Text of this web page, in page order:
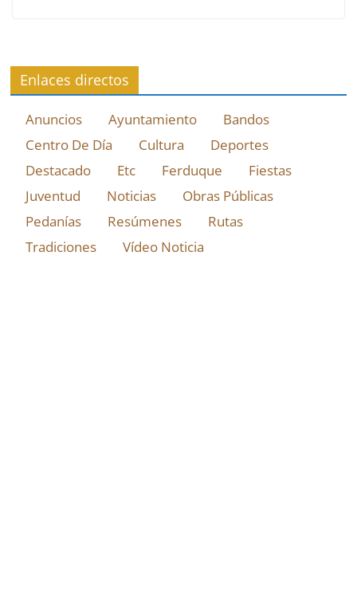
Enlaces directos
Anuncios Ayuntamiento
Bandos
Centro De Día
Cultura
Deportes
Destacado
Etc Ferduque
Fiestas
Juventud
Noticias
Obras Públicas
Pedanías
Resúmenes
Rutas
Tradiciones
Vídeo Noticia